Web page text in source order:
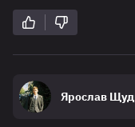
Ярослав